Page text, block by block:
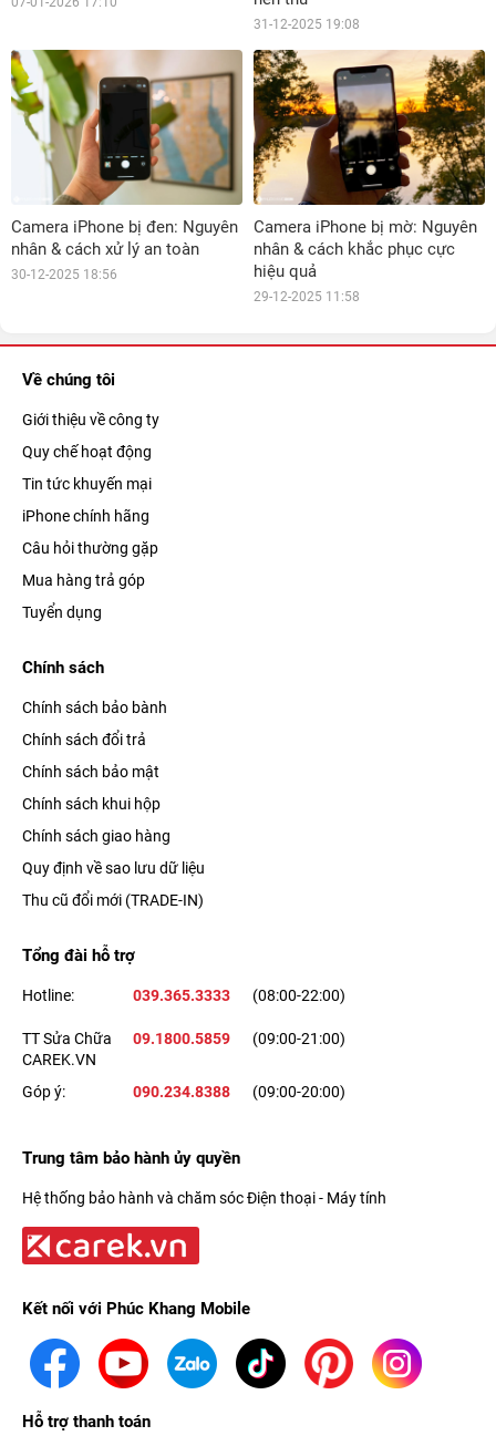
31-12-2025 19:08
Camera iPhone bị đen: Nguyên
nhân & cách xử lý an toàn
30-12-2025 18:56
Camera iPhone bị mờ: Nguyên
nhân & cách khắc phục cực
hiệu quả
29-12-2025 11:58
Về chúng tôi
Giới thiệu về công ty
Quy chế hoạt động
Tin tức khuyến mại
iPhone chính hãng
Câu hỏi thường gặp
Mua hàng trả góp
Tuyển dụng
Chính sách
Chính sách bảo bành
Chính sách đổi trả
Chính sách bảo mật
Chính sách khui hộp
Chính sách giao hàng
Quy định về sao lưu dữ liệu
Thu cũ đổi mới (TRADE-IN)
Tổng đài hỗ trợ
Hotline: 039.365.3333 (08:00-22:00)
TT Sửa Chữa
CAREK.VN
09.1800.5859 (09:00-21:00)
Góp ý: 090.234.8388 (09:00-20:00)
Trung tâm bảo hành ủy quyền
Hệ thống bảo hành và chăm sóc Điện thoại - Máy tính
Kết nối với Phúc Khang Mobile
Hỗ trợ thanh toán